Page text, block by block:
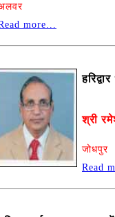
more...
श्री
जोधपुर
Read